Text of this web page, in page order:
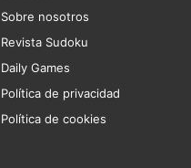
Sobre nosotros
Revista Sudoku
Daily Games
Política de privacidad
Política de cookies